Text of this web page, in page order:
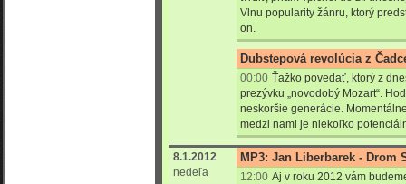
Vlnu popularity žánru, ktorý
on.
Dubstepová revolúcia z
00:00 Ťažko povedať, ktorý z
prezývku „novodobý Mozart“.
neskoršie generácie.
medzi nami je niekoľko
8.1.2012
nedeľa
MP3: Jan Liberbarek - Drom
12:00 Aj v roku 2012 vám